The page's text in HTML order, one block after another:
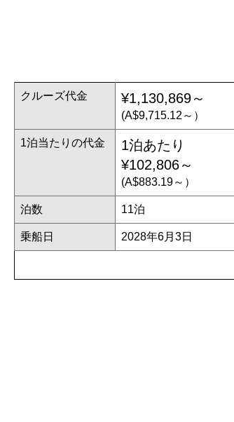
クルーズ代金 ¥1,130,869～
(A$9,715.12～）
1泊当たりの代金
1泊あたり
¥102,806～
(A$883.19～）
泊数 11泊
乗船日 2028年6月3日